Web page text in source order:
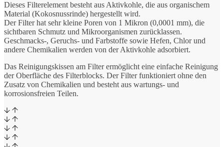
Dieses Filterelement besteht aus Aktivkohle, die aus organischem
Material (Kokosnussrinde) hergestellt wird.
Der Filter hat sehr kleine Poren von 1 Mikron (0,0001 mm), die
sichtbaren Schmutz und Mikroorganismen zurücklassen.
Geschmacks-, Geruchs- und Farbstoffe sowie Hefen, Chlor und
andere Chemikalien werden von der Aktivkohle adsorbiert.
Das Reinigungskissen am Filter ermöglicht eine einfache Reinigung
der Oberfläche des Filterblocks. Der Filter funktioniert ohne den
Zusatz von Chemikalien und besteht aus wartungs- und
korrosionsfreien Teilen.